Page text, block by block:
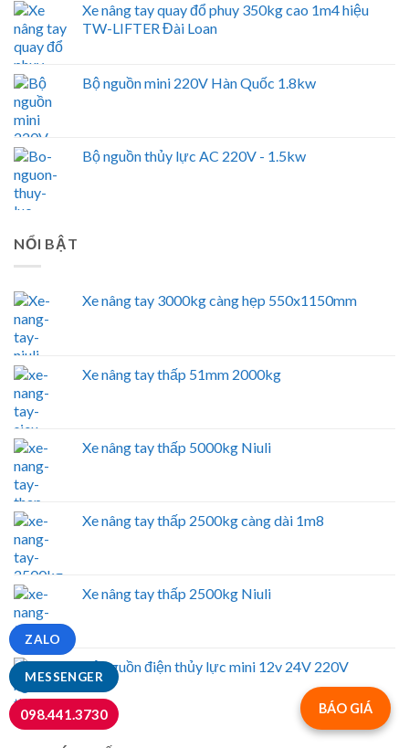
Xe nâng tay quay đổ phuy 350kg cao 1m4 hiệu
TW-LIFTER Đài Loan
Bộ nguồn mini 220V Hàn Quốc 1.8kw
Bộ nguồn thủy lực AC 220V - 1.5kw
NỔI BẬT
Xe nâng tay 3000kg càng hẹp 550x1150mm
Xe nâng tay thấp 51mm 2000kg
Xe nâng tay thấp 5000kg Niuli
Xe nâng tay thấp 2500kg càng dài 1m8
Xe nâng tay thấp 2500kg Niuli
Bộ nguồn điện thủy lực mini 12v 24V 220V
BÁO GIÁ
MESSENGER
ZALO
098.441.3730